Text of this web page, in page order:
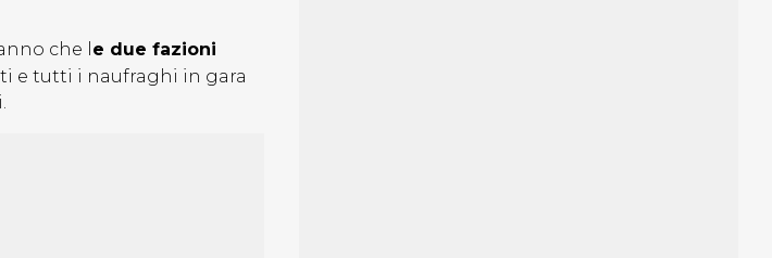
che l e due fazioni
e tutti i naufraghi in gara